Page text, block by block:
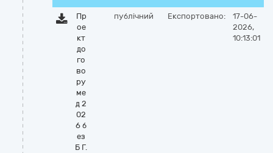
Пр
ое
кт
до
го
во
ру
ме
д 2
02
6 б
ез
Б Г.
публічний Експортовано:
17-06-
2026,
10:13:01